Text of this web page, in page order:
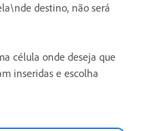
destino, não será
célula onde deseja que
inseridas e escolha